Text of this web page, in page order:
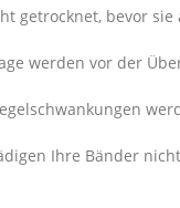
getrocknet, bevor
werden vor der
Ihre Bänder nicht